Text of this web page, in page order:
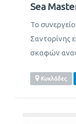
Sea
Το
Σαντορίνης
σκαφών
Κυκλάδες